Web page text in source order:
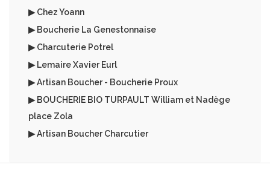
▶ Chez Yoann
▶ Boucherie La Genestonnaise
▶ Charcuterie Potrel
▶ Lemaire Xavier Eurl
▶ Artisan Boucher - Boucherie Proux
▶ BOUCHERIE BIO TURPAULT William et Nadège
place Zola
▶ Artisan Boucher Charcutier